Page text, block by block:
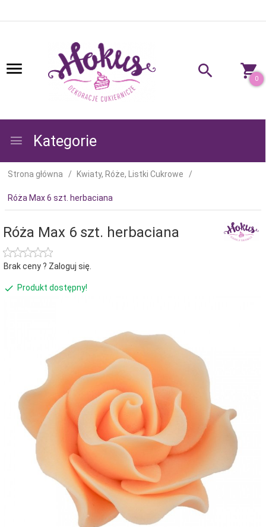
0
Kategorie
Strona główna Kwiaty, Róże, Listki Cukrowe
Róża Max 6 szt. herbaciana
Róża Max 6 szt. herbaciana
Brak ceny ? Zaloguj się.
Produkt dostępny!